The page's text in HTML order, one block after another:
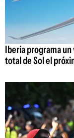
Iberia programa
total de Sol el